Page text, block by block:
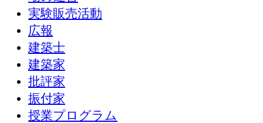
実験販売活動
広報
建築士
建築家
批評家
振付家
授業プログラム